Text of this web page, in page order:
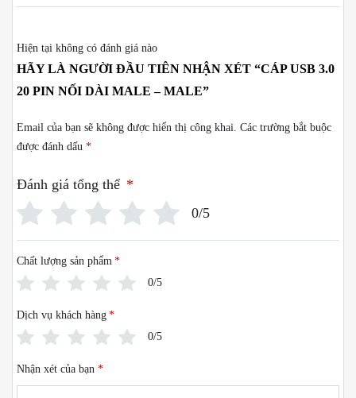
Hiện tại không có đánh giá nào
HÃY LÀ NGƯỜI ĐẦU TIÊN NHẬN XÉT “CÁP USB 3.0
20 PIN NỐI DÀI MALE – MALE”
Email của bạn sẽ không được hiển thị công khai. Các trường bắt buộc
được đánh dấu *
Đánh giá tổng thể *
0/5
Chất lượng sản phẩm *
0/5
Dịch vụ khách hàng *
0/5
Nhận xét của bạn *